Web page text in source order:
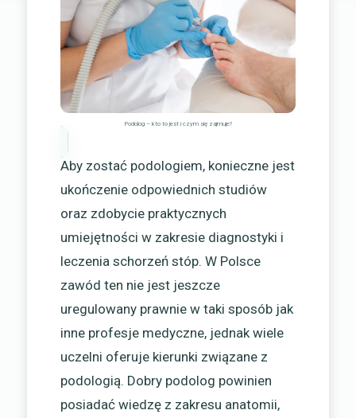
Podolog – kto to jest i czym się zajmuje?
Aby zostać podologiem, konieczne jest
ukończenie odpowiednich studiów
oraz zdobycie praktycznych
umiejętności w zakresie diagnostyki i
leczenia schorzeń stóp. W Polsce
zawód ten nie jest jeszcze
uregulowany prawnie w taki sposób jak
inne profesje medyczne, jednak wiele
uczelni oferuje kierunki związane z
podologią. Dobry podolog powinien
posiadać wiedzę z zakresu anatomii,